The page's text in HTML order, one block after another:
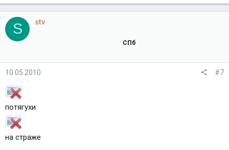
S stv
СПб
10.05.2010 #7
потягухи
на страже